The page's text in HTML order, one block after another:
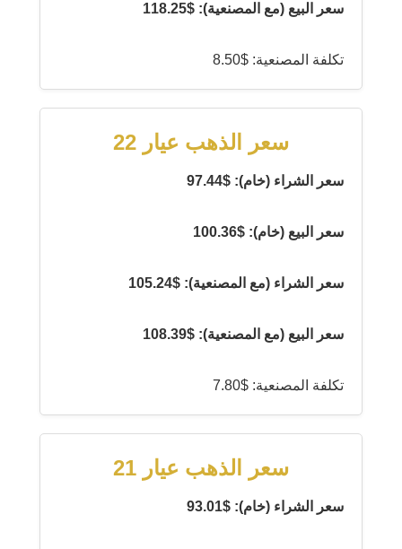
سعر البيع (مع المصنعية): $118.25
تكلفة المصنعية: $8.50
سعر الذهب عيار 22
سعر الشراء (خام): $97.44
سعر البيع (خام): $100.36
سعر الشراء (مع المصنعية): $105.24
سعر البيع (مع المصنعية): $108.39
تكلفة المصنعية: $7.80
سعر الذهب عيار 21
سعر الشراء (خام): $93.01